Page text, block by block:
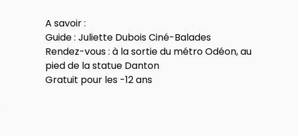
A savoir :
Guide : Juliette Dubois Ciné-Balades
Rendez-vous : à la sortie du métro Odéon, au
pied de la statue Danton
Gratuit pour les -12 ans